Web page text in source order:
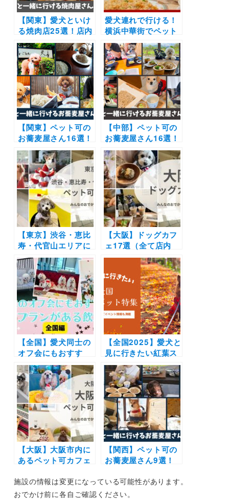
【関東】愛犬といけ
る焼肉店25選！店内
や個室OK＆ワンち
ゃん用メニューがあ
るお店もご紹介（実
際のおでかけレポー
ト付き）
愛犬連れで行ける！
横浜中華街でペット
OKのお店14選｜店
内可で飲茶や食べ放
題ランチに高級食材
のコース料理も
【関東】ペット可の
お蕎麦屋さん16選！
愛犬同伴店内OKの
お店やこだわりの料
理を犬連れで楽しめ
るお店を紹介（おで
かけレポ付き）
【中部】ペット可の
お蕎麦屋さん16選！
愛犬同伴で店内OK
やドッグラン付きの
お店などご紹介！
（おでかけレポ付
き）
【東京】渋谷・恵比
寿・代官山エリアに
あるペット可カフ
ェ・レストラン19
選！実際のおでかけ
レポ付き
【大阪】ドッグカフ
ェ17選（全て店内
OK）大型犬OKやド
ッグラン付き、犬用
メニューありなど実
際のおでかけレポ付
も紹介
【全国】愛犬同士の
オフ会にもおすす
め！貸切プランがあ
る飲食店10選（実際
のおでかけレポート
あり）
【全国2025】愛犬と
見に行きたい紅葉ス
ポット28選！ライト
アップなどのイベン
ト情報も | ドッグラ
ン併設施設や吊り
橋・ケーブルカーな
ど非日常スポット満
載
【大阪】大阪市内に
あるペット可カフェ
き）韓国風カフェや
NEW OPENの注目
【関西】ペット可の
お蕎麦屋さん9選！
店からワンちゃんメ
ニューありのお店ま
施設の情報は変更になっている可能性があります。
おでかけ前に各自ご確認ください。